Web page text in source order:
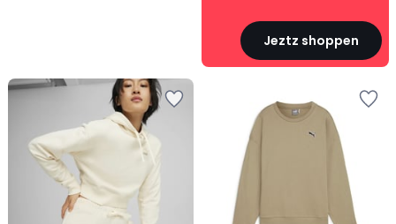
Jeztz shoppen